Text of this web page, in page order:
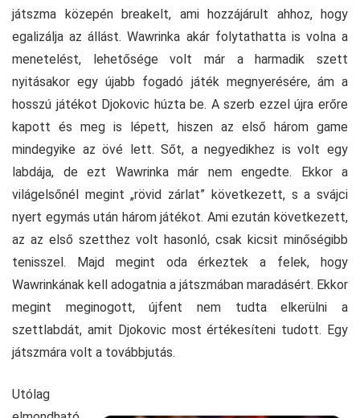
játszma közepén breakelt, ami hozzájárult ahhoz, hogy
egalizálja az állást. Wawrinka akár folytathatta is volna a
menetelést, lehetősége volt már a harmadik szett
nyitásakor egy újabb fogadó játék megnyerésére, ám a
hosszú játékot Djokovic húzta be. A szerb ezzel újra erőre
kapott és meg is lépett, hiszen az első három game
mindegyike az övé lett. Sőt, a negyedikhez is volt egy
labdája, de ezt Wawrinka már nem engedte. Ekkor a
világelsőnél megint „rövid zárlat” következett, s a svájci
nyert egymás után három játékot. Ami ezután következett,
az az első szetthez volt hasonló, csak kicsit minőségibb
tenisszel. Majd megint oda érkeztek a felek, hogy
Wawrinkának kell adogatnia a játszmában maradásért. Ekkor
megint meginogott, újfent nem tudta elkerülni a
szettlabdát, amit Djokovic most értékesíteni tudott. Egy
játszmára volt a továbbjutás.
Utólag